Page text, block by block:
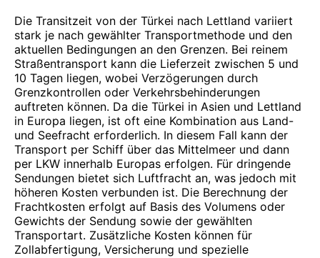
Die Transitzeit von der Türkei nach Lettland variiert
stark je nach gewählter Transportmethode und den
aktuellen Bedingungen an den Grenzen. Bei reinem
Straßentransport kann die Lieferzeit zwischen 5 und
10 Tagen liegen, wobei Verzögerungen durch
Grenzkontrollen oder Verkehrsbehinderungen
auftreten können. Da die Türkei in Asien und Lettland
in Europa liegen, ist oft eine Kombination aus Land-
und Seefracht erforderlich. In diesem Fall kann der
Transport per Schiff über das Mittelmeer und dann
per LKW innerhalb Europas erfolgen. Für dringende
Sendungen bietet sich Luftfracht an, was jedoch mit
höheren Kosten verbunden ist. Die Berechnung der
Frachtkosten erfolgt auf Basis des Volumens oder
Gewichts der Sendung sowie der gewählten
Transportart. Zusätzliche Kosten können für
Zollabfertigung, Versicherung und spezielle